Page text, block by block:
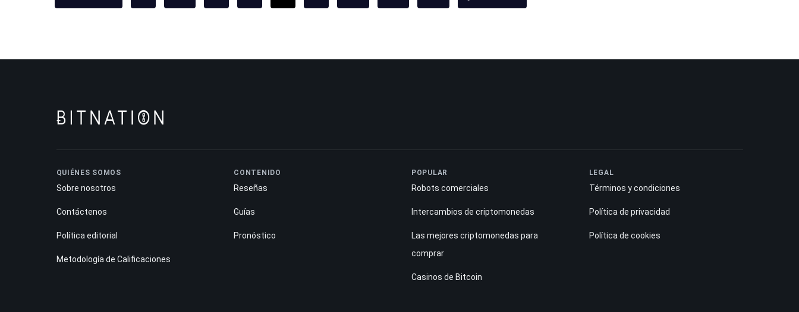
QUIÉNES SOMOS
Sobre nosotros
Contáctenos
Política editorial
Metodología de Calificaciones
CONTENIDO
Reseñas
Guías
Pronóstico
POPULAR
Robots comerciales
Intercambios de criptomonedas
Las mejores criptomonedas para
comprar
Casinos de Bitcoin
LEGAL
Términos y condiciones
Política de privacidad
Política de cookies